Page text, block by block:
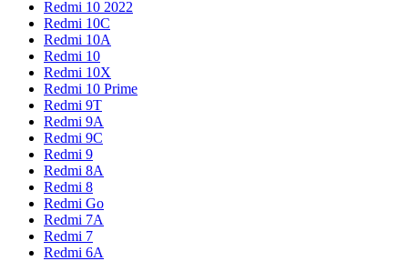
Redmi 10 2022
Redmi 10C
Redmi 10A
Redmi 10
Redmi 10X
Redmi 10 Prime
Redmi 9T
Redmi 9A
Redmi 9C
Redmi 9
Redmi 8A
Redmi 8
Redmi Go
Redmi 7A
Redmi 7
Redmi 6A